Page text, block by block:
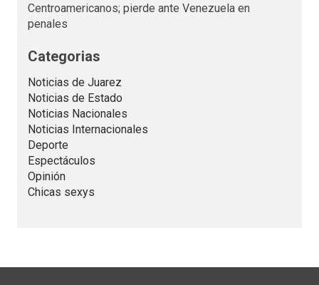
Centroamericanos; pierde ante Venezuela en
penales
Categorias
Noticias de Juarez
Noticias de Estado
Noticias Nacionales
Noticias Internacionales
Deporte
Espectáculos
Opinión
Chicas sexys